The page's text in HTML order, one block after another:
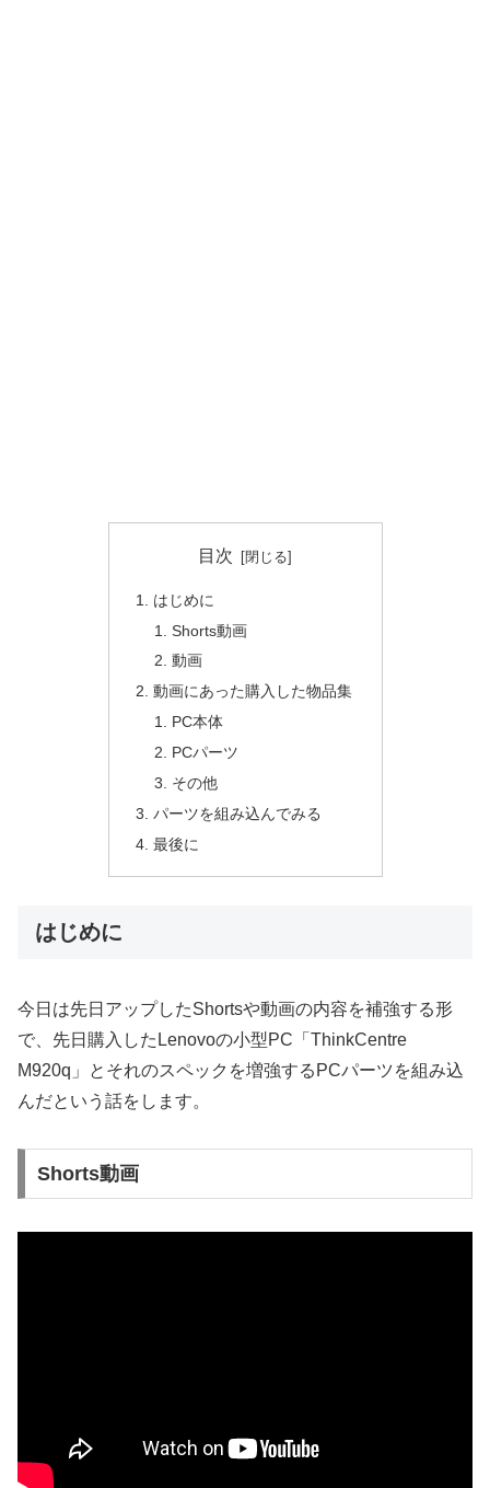
目次
はじめに
Shorts動画
動画
動画にあった購入した物品集
PC本体
PCパーツ
その他
パーツを組み込んでみる
最後に
はじめに
今日は先日アップしたShortsや動画の内容を補強する形
で、先日購入したLenovoの小型PC「ThinkCentre
M920q」とそれのスペックを増強するPCパーツを組み込
んだという話をします。
Shorts動画